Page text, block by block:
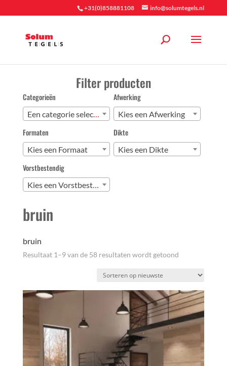
+31(0)858881108 info@solumtegels.nl
bruin
bruin
Resultaat 1–9 van de 58 resultaten wordt getoondGesorteerd
Filter producten
Categorieën
Een categorie selecteren
Afwerking
Kies een Afwerking
Formaten
Kies een Formaat
Dikte
Kies een Dikte
Vorstbestendig
Kies een Vorstbestendig